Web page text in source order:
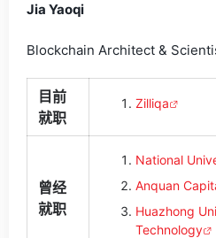
Jia Yaoqi
Blockchain Architect &
目前
就职
Zilliqa
曾经
就职
National
Anquan
Huazhong
Technology